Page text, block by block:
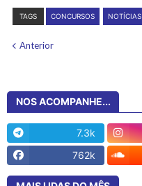
TAGS CONCURSOS NOTÍCIAS
Anterior
NOS ACOMPANHE...
7.3k
762k